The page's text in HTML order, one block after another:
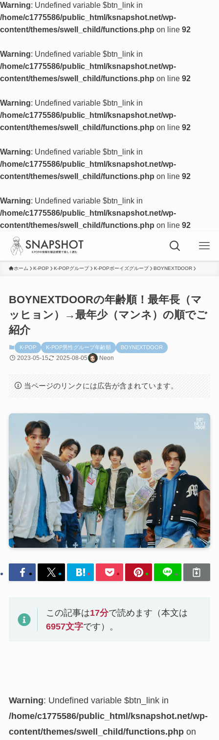
Warning: Undefined variable $btn_link in
/home/c1775586/public_html/ksnapshot.net/wp-
content/themes/swell_child/functions.php on line 92
Warning: Undefined variable $btn_link in
/home/c1775586/public_html/ksnapshot.net/wp-
content/themes/swell_child/functions.php on line 92
Warning: Undefined variable $btn_link in
/home/c1775586/public_html/ksnapshot.net/wp-
content/themes/swell_child/functions.php on line 92
Warning: Undefined variable $btn_link in
/home/c1775586/public_html/ksnapshot.net/wp-
content/themes/swell_child/functions.php on line 92
Warning: Undefined variable $btn_link in
/home/c1775586/public_html/ksnapshot.net/wp-
content/themes/swell_child/functions.php on line 92
ホーム K-POP K-POPグループ K-POPボーイズグループ BOYNEXTDOOR
BOYNEXTDOORの年齢順！最年長（マ
ッヒョン）→最年少（マンネ）の順でご
紹介
K-POP K-POP男性グループ年齢順 BOYNEXTDOOR
2023-05-15 2025-08-05 Neon
当ページのリンクには広告が含まれています。
この記事は17分で読めます（本文は
6957文字です）。
Warning: Undefined variable $btn_link in
/home/c1775586/public_html/ksnapshot.net/wp-
content/themes/swell_child/functions.phpon